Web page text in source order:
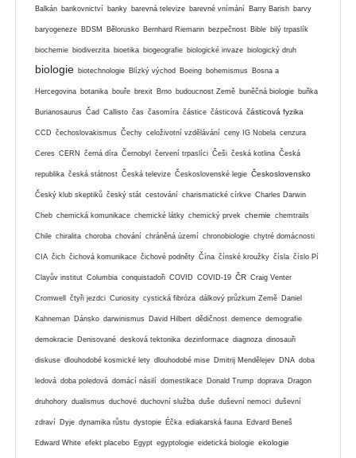
Balkán bankovnictví banky barevná televize barevné vnímání Barry Barish barvy
baryogeneze BDSM Bělorusko Bernhard Riemann bezpečnost Bible bilý trpaslík
biochemie biodiverzita bioetika biogeografie biologické invaze biologický druh
biologie biotechnologie Blízký východ Boeing bohemismus Bosna a
Hercegovina botanika bouře brexit Brno budoucnost Země buněčná biologie buňka
Burianosaurus Čad Callisto čas časomíra částice částicová částicová fyzika
CCD čechoslovakismus Čechy celoživotní vzdělávání ceny IG Nobela cenzura
Ceres CERN černá díra Černobyl červení trpaslíci Češi česká kotlina Česká
republika česká státnost Česká televize Československé legie Československo
Český klub skeptiků český stát cestování charismatické církve Charles Darwin
Cheb chemická komunikace chemické látky chemický prvek chemie chemtrails
Chile chiralita choroba chování chráněná území chronobiologie chytré domácnosti
CIA čich čichová komunikace čichové podněty Čína čínské kroužky čísla číslo Pí
Clayův institut Columbia conquistadoři COVID COVID-19 ČR Craig Venter
Cromwell čtyři jezdci Curiosity cystická fibróza dálkový průzkum Země Daniel
Kahneman Dánsko darwinismus David Hilbert dědičnost demence demografie
demokracie Denisované desková tektonika dezinformace diagnoza dinosauři
diskuse dlouhodobé kosmické lety dlouhodobé mise Dmitrij Mendělejev DNA doba
ledová doba poledová domácí násilí domestikace Donald Trump doprava Dragon
druhohory dualismus duchové duchovní služba duše duševní nemoci duševní
zdraví Dyje dynamika růstu dystopie Éčka ediakarská fauna Edvard Beneš
Edward White efekt placebo Egypt egyptologie eidetická biologie ekologie